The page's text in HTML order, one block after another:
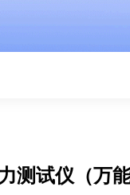
测试仪（万